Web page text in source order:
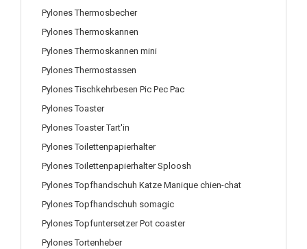
Pylones Thermosbecher
Pylones Thermoskannen
Pylones Thermoskannen mini
Pylones Thermostassen
Pylones Tischkehrbesen Pic Pec Pac
Pylones Toaster
Pylones Toaster Tart'in
Pylones Toilettenpapierhalter
Pylones Toilettenpapierhalter Sploosh
Pylones Topfhandschuh Katze Manique chien-chat
Pylones Topfhandschuh somagic
Pylones Topfuntersetzer Pot coaster
Pylones Tortenheber